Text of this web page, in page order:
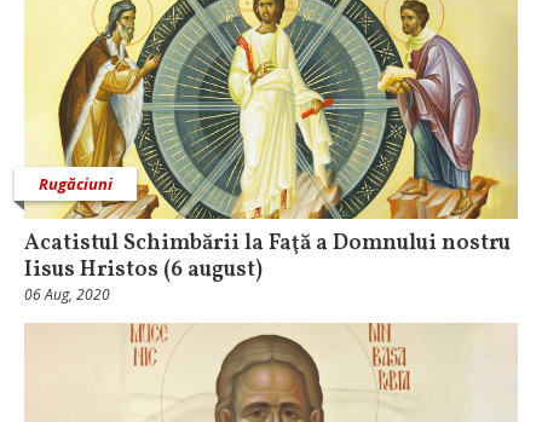
Rugăciuni
Acatistul Schimbării la Faţă a Domnului nostru
Iisus Hristos (6 august)
06 Aug, 2020